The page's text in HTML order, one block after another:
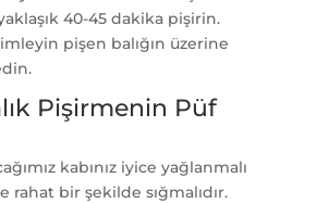
40-45 dakika pişirin.
pişen balığın üzerine
Pişirmenin Püf
kabınız iyice yağlanmalı
rahat bir şekilde sığmalıdır.